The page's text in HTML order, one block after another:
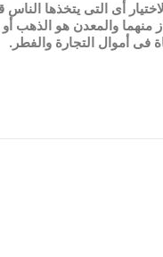
أى التى يتخذها الناس
منهما والمعدن هو الذهب
فى أموال التجارة والفطر.